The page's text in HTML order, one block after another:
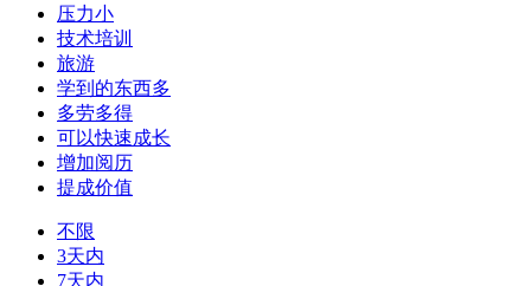
压力小
技术培训
旅游
学到的东西多
多劳多得
可以快速成长
增加阅历
提成价值
不限
3天内
7天内